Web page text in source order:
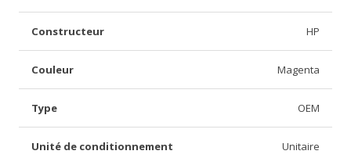
Constructeur HP
Couleur Magenta
Type OEM
Unité de conditionnement Unitaire